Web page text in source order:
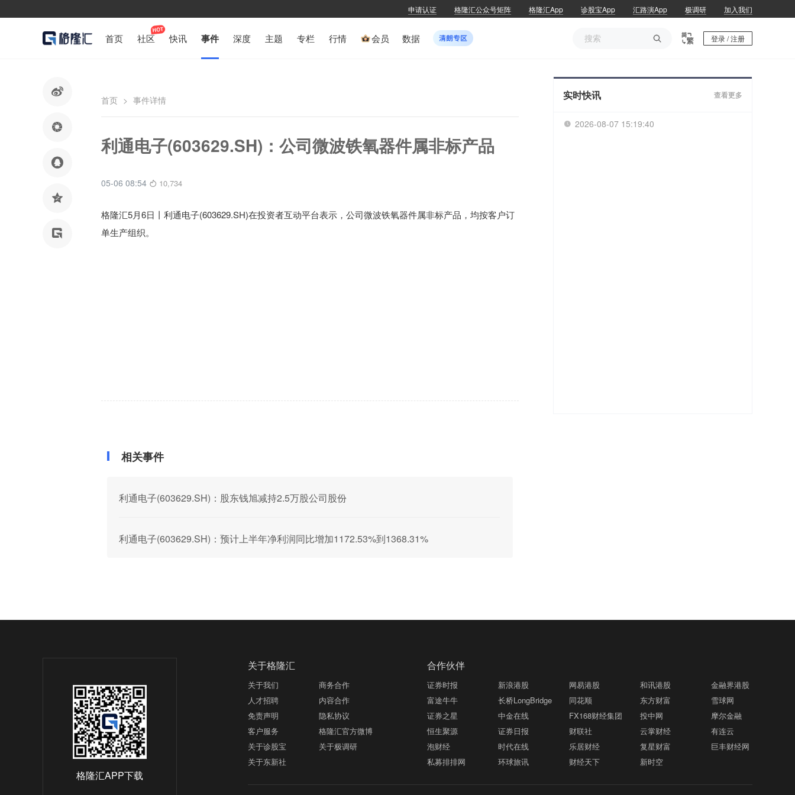
申请认证 格隆汇公众号矩阵 格隆汇App 诊股宝App 汇路演App 极调研 加入我们
首页 社区 快讯 事件 深度 主题 专栏 行情 会员 数据  登录 / 注册





首页 > 事件详情
利通电子(603629.SH)：公司微波铁氧器件属非标产品
05-06 08:54 10,734
格隆汇5月6日丨利通电子(603629.SH)在投资者互动平台表示，公司微波铁氧器件属非标产品，均按客户订
单生产组织。
相关事件
利通电子(603629.SH)：股东钱旭减持2.5万股公司股份
利通电子(603629.SH)：预计上半年净利润同比增加1172.53%到1368.31%
实时快讯 查看更多
 2026-08-07 15:19:40
格隆汇APP下载
关于格隆汇
关于我们
商务合作
人才招聘
内容合作
免责声明
隐私协议
客户服务
格隆汇官方微博
关于诊股宝
关于极调研
关于东新社
合作伙伴
证券时报 新浪港股 网易港股 和讯港股
金融界港股
富途牛牛
长桥LongBridge 同花顺 东方财富
雪球网
证券之星
中金在线 FX168财经集团 投中网
摩尔金融
恒生聚源
证券日报 财联社 云掌财经
有连云
泡财经
时代在线 乐居财经 复星财富
巨丰财经网
私募排排网
环球旅讯 财经天下 新时空